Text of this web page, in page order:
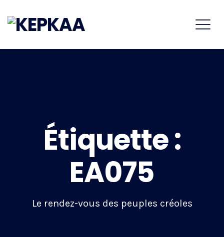
Étiquette :
EA075
Le rendez-vous des peuples créoles